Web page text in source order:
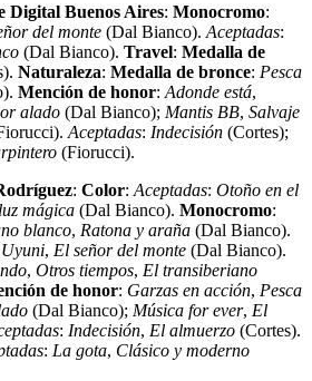
Digital Buenos Aires: Monocromo:
del monte (Dal Bianco). Aceptadas:
(Dal Bianco). Travel: Medalla de
Naturaleza: Medalla de bronce: Pesca
Mención de honor: Adonde está,
alado (Dal Bianco); Mantis BB, Salvaje
Aceptadas: Indecisión (Cortes);
(Fiorucci).
: Color: Aceptadas: Otoño en el
mágica (Dal Bianco). Monocromo:
blanco, Ratona y araña (Dal Bianco).
, El señor del monte (Dal Bianco).
, Otros tiempos, El transiberiano
de honor: Garzas en acción, Pesca
(Dal Bianco); Música for ever, El
: Indecisión, El almuerzo (Cortes).
: La gota, Clásico y moderno